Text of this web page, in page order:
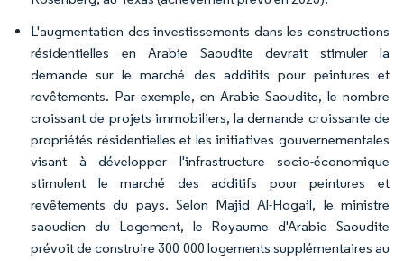
L'augmentation des investissements dans les constructions
résidentielles en Arabie Saoudite devrait stimuler la
demande sur le marché des additifs pour peintures et
revêtements. Par exemple, en Arabie Saoudite, le nombre
croissant de projets immobiliers, la demande croissante de
propriétés résidentielles et les initiatives gouvernementales
visant à développer l'infrastructure socio-économique
stimulent le marché des additifs pour peintures et
revêtements du pays. Selon Majid Al-Hogail, le ministre
saoudien du Logement, le Royaume d'Arabie Saoudite
prévoit de construire 300 000 logements supplémentaires au